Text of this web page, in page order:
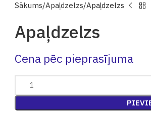
Sākums Apaļdzelzs Apaļdzelzs
Apaļdzelzs
Cena pēc pieprasījuma